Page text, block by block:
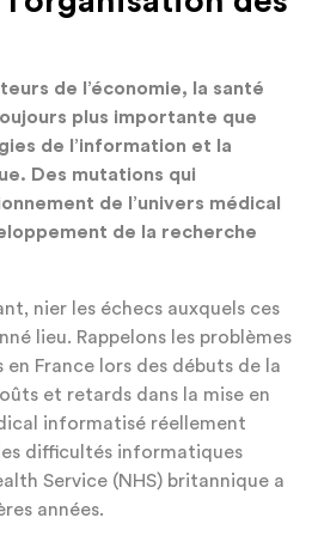
de l’économie, la santé
plus importante que
de l’information et la
Des mutations qui
de l’univers médical
de la recherche
nier les échecs auxquels ces
lieu. Rappelons les problèmes
France lors des débuts de la
et retards dans la mise en
informatisé réellement
difficultés informatiques
Service (NHS) britannique a
années.